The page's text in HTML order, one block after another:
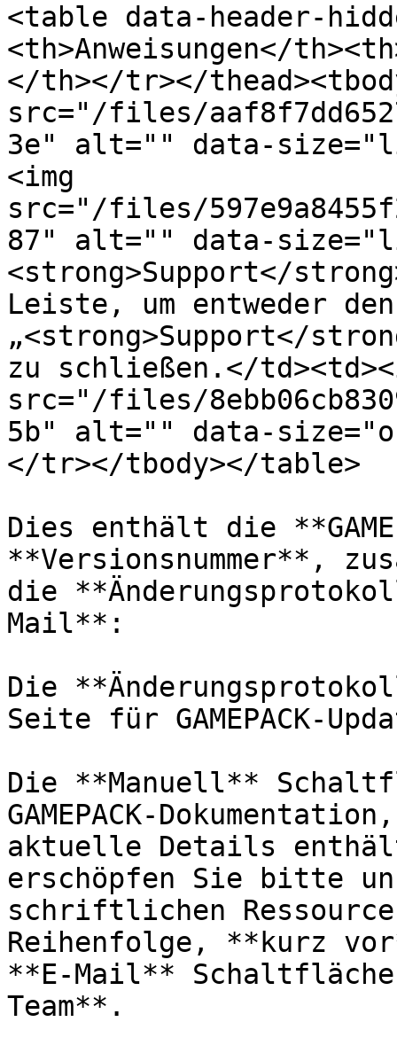
<table data-header-
<th>Anweisungen</
</th></tr></
src="/files/
3e" alt="" data-
<img
src="/files/
87" alt="" data-
<strong>Support</
Leiste, um entweder den
„<strong>Support</
zu schließen.</
src="/files/
5b" alt="" data-
</tr></tbody></table>
Dies enthält die
**Versionsnummer**,
die
Mail**:
Die
Seite für GAMEPACK-
Die **Manuell**
GAMEPACK-
aktuelle Details
erschöpfen Sie bitte
schriftlichen
Reihenfolge, **kurz
**E-Mail**
Team**.